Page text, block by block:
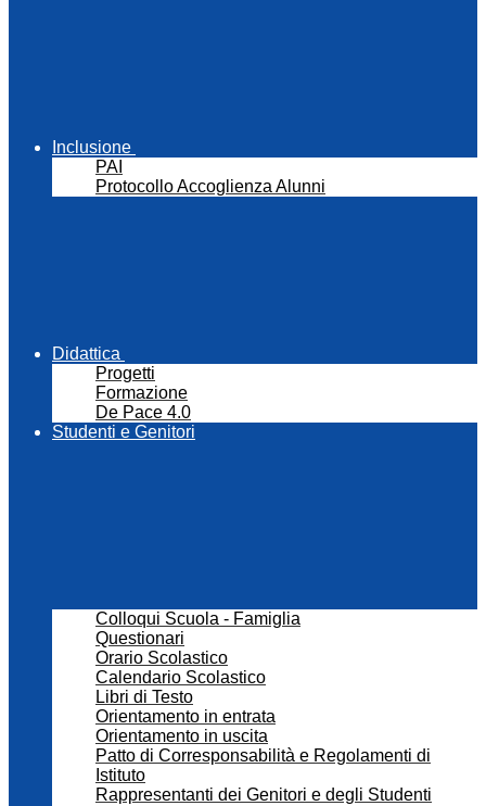
Inclusione
PAI
Protocollo Accoglienza Alunni
Didattica
Progetti
Formazione
De Pace 4.0
Studenti e Genitori
Colloqui Scuola - Famiglia
Questionari
Orario Scolastico
Calendario Scolastico
Libri di Testo
Orientamento in entrata
Orientamento in uscita
Patto di Corresponsabilità e Regolamenti di
Istituto
Rappresentanti dei Genitori e degli Studenti